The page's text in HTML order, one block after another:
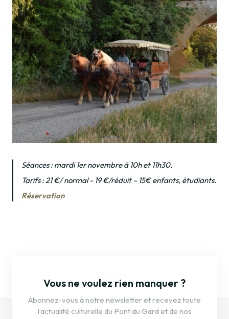
Séances : mardi 1er novembre à 10h et 11h30.
Tarifs : 21 €/ normal - 19 €/réduit – 15€ enfants, étudiants.
Réservation
Vous ne voulez rien manquer ?
Abonnez-vous à notre newsletter et recevez toute
l’actualité culturelle du Pont du Gard et de nos